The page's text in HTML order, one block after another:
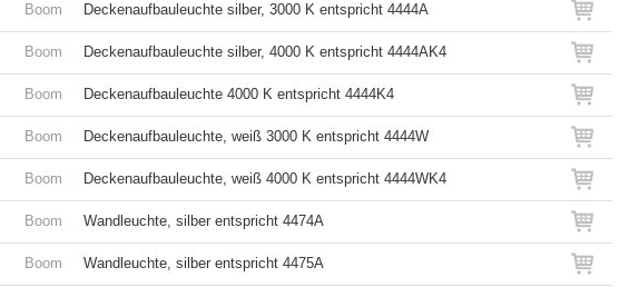
Boom Deckenaufbauleuchte silber, 3000 K entspricht 4444A
Boom Deckenaufbauleuchte silber, 4000 K entspricht 4444AK4
Boom Deckenaufbauleuchte 4000 K entspricht 4444K4
Boom Deckenaufbauleuchte, weiß 3000 K entspricht 4444W
Boom Deckenaufbauleuchte, weiß 4000 K entspricht 4444WK4
Boom Wandleuchte, silber entspricht 4474A
Boom Wandleuchte, silber entspricht 4475A